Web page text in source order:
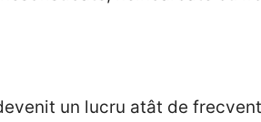
un lucru atât de